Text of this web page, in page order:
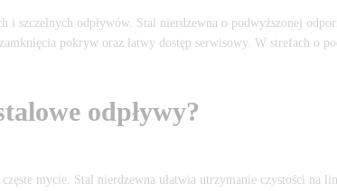
szczelnych odpływów. Stal nierdzewna o podwyższonej
pokryw oraz łatwy dostęp serwisowy. W strefach o
odpływy?
mycie. Stal nierdzewna ułatwia utrzymanie czystości na